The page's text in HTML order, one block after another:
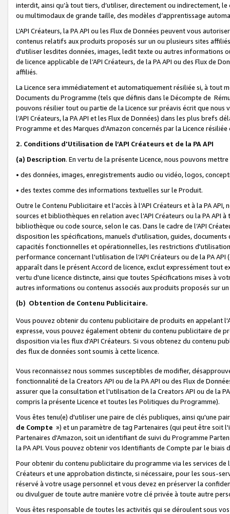
interdit, ainsi qu’à tout tiers, d’utiliser, directement ou indirectement,
ou multimodaux de grande taille, des modèles d’apprentissage
L’API Créateurs, la PA API ou les Flux de Données peuvent vous
contenus relatifs aux produits proposés sur un ou plusieurs sites
d'utiliser lesdites données, images, ledit texte ou autres informations
de licence applicable de l’API Créateurs, de la PA API ou des Flux de
affiliés.
La Licence sera immédiatement et automatiquement résiliée si, à
Documents du Programme (tels que définis dans le Décompte de
pouvons résilier tout ou partie de la Licence sur préavis écrit que
l’API Créateurs, la PA API et les Flux de Données) dans les plus
Programme et des Marques d'Amazon concernés par la Licence
2. Conditions d'Utilisation de l’API Créateurs et de la PA API
(a) Description. En vertu de la présente Licence, nous pouvons
• des données, images, enregistrements audio ou vidéo, logos,
• des textes comme des informations textuelles sur le Produit.
Outre le Contenu Publicitaire et l'accès à l’API Créateurs et à la PA
sources et bibliothèques en relation avec l’API Créateurs ou la PA
bibliothèque ou code source, selon le cas. Dans le cadre de l’API
disposition les spécifications, manuels d'utilisation, guides,
capacités fonctionnelles et opérationnelles, les restrictions
performance concernant l'utilisation de l’API Créateurs ou de la PA
apparaît dans le présent Accord de licence, exclut expressément tout
vertu d'une licence distincte, ainsi que toutes Spécifications mises à
autres informations ou contenus associés aux produits proposés sur
(b) Obtention de Contenu Publicitaire.
Vous pouvez obtenir du contenu publicitaire de produits en appelant
expresse, vous pouvez également obtenir du contenu publicitaire de
disposition via les flux d'API Créateurs. Si vous obtenez du contenu
des flux de données sont soumis à cette licence.
Vous reconnaissez nous sommes susceptibles de modifier,
fonctionnalité de la Creators API ou de la PA API ou des Flux de
assurer que la consultation et l'utilisation de la Creators API ou de la
compris la présente Licence et toutes les Politiques du Programme).
Vous êtes tenu(e) d'utiliser une paire de clés publiques, ainsi qu'une
de Compte ») et un paramètre de tag Partenaires (qui peut être soit
Partenaires d'Amazon, soit un identifiant de suivi du Programme
la PA API. Vous pouvez obtenir vos Identifiants de Compte par le biais
Pour obtenir du contenu publicitaire du programme via les services
Créateurs et une approbation distincte, si nécessaire, pour les sous-
réservé à votre usage personnel et vous devez en préserver la
ou divulguer de toute autre manière votre clé privée à toute autre
Vous êtes responsable de toutes les activités qui se déroulent sous